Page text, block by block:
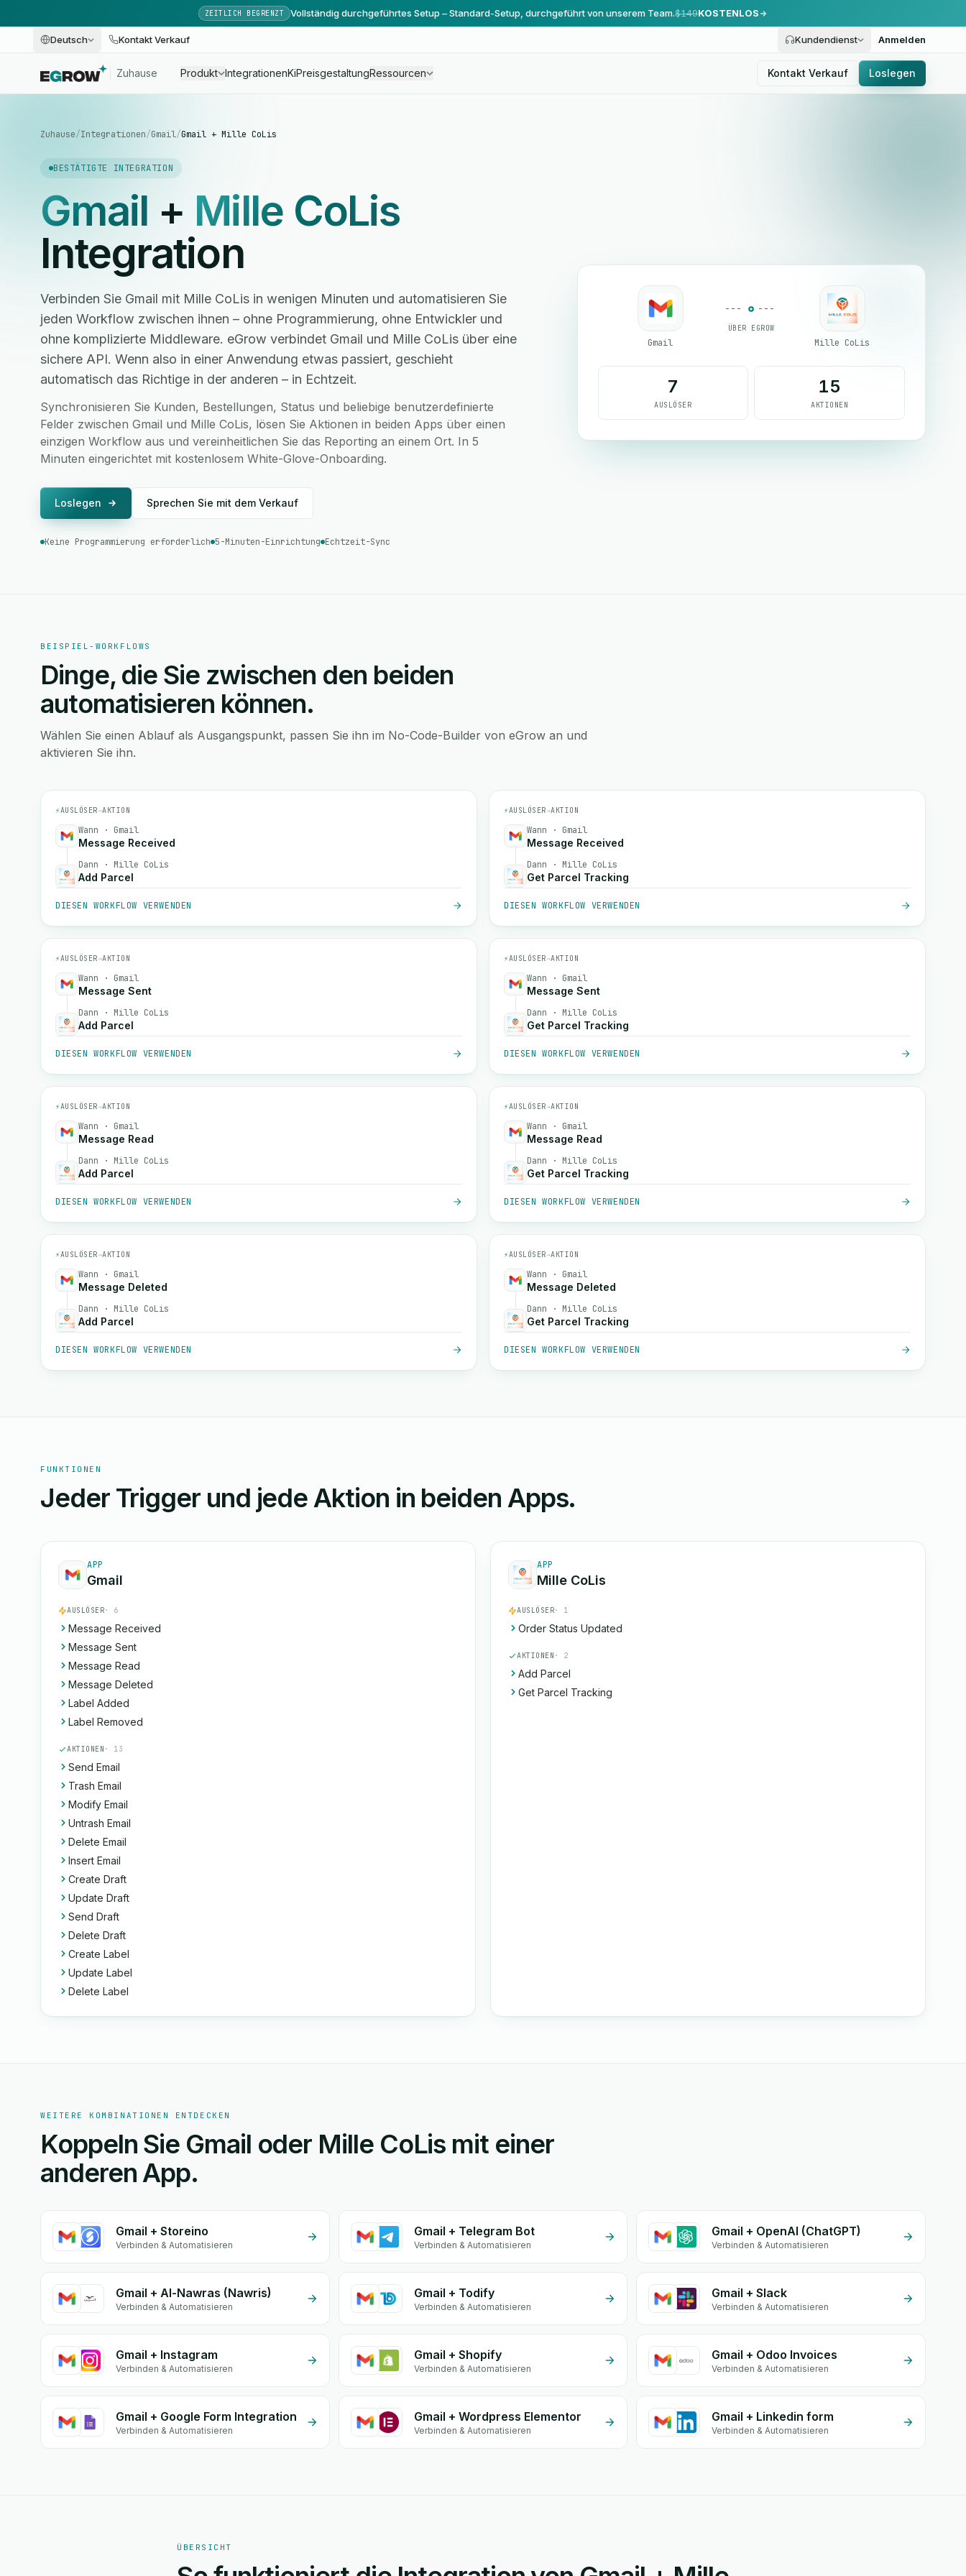
ZEITLICH BEGRENZT Vollständig durchgeführtes Setup – Standard-Setup, durchgeführt von unserem Team.$149KOSTENLOS
Deutsch Kontakt Verkauf Kundendienst Anmelden
Zuhause Produkt IntegrationenKiPreisgestaltungRessourcen Kontakt Verkauf Loslegen
Zuhause/Integrationen/Gmail/Gmail + Mille CoLis
BESTÄTIGTE INTEGRATION
Gmail + Mille CoLis
Integration
Verbinden Sie Gmail mit Mille CoLis in wenigen Minuten und automatisieren Sie
jeden Workflow zwischen ihnen – ohne Programmierung, ohne Entwickler und
ohne komplizierte Middleware. eGrow verbindet Gmail und Mille CoLis über eine
sichere API. Wenn also in einer Anwendung etwas passiert, geschieht
automatisch das Richtige in der anderen – in Echtzeit.
Synchronisieren Sie Kunden, Bestellungen, Status und beliebige benutzerdefinierte
Felder zwischen Gmail und Mille CoLis, lösen Sie Aktionen in beiden Apps über einen
einzigen Workflow aus und vereinheitlichen Sie das Reporting an einem Ort. In 5
Minuten eingerichtet mit kostenlosem White-Glove-Onboarding.
Loslegen Sprechen Sie mit dem Verkauf
Keine Programmierung erforderlich 5-Minuten-Einrichtung Echtzeit-Sync
Gmail
ÜBER EGROW
Mille CoLis
7
AUSLÖSER
15
AKTIONEN
BEISPIEL-WORKFLOWS
Dinge, die Sie zwischen den beiden
automatisieren können.
Wählen Sie einen Ablauf als Ausgangspunkt, passen Sie ihn im No-Code-Builder von eGrow an und
aktivieren Sie ihn.
⚡AUSLÖSER→AKTION
Wann · Gmail
Message Received
Dann · Mille CoLis
Add Parcel
DIESEN WORKFLOW VERWENDEN
⚡AUSLÖSER→AKTION
Wann · Gmail
Message Received
Dann · Mille CoLis
Get Parcel Tracking
DIESEN WORKFLOW VERWENDEN
⚡AUSLÖSER→AKTION
Wann · Gmail
Message Sent
Dann · Mille CoLis
Add Parcel
DIESEN WORKFLOW VERWENDEN
⚡AUSLÖSER→AKTION
Wann · Gmail
Message Sent
Dann · Mille CoLis
Get Parcel Tracking
DIESEN WORKFLOW VERWENDEN
⚡AUSLÖSER→AKTION
Wann · Gmail
Message Read
Dann · Mille CoLis
Add Parcel
DIESEN WORKFLOW VERWENDEN
⚡AUSLÖSER→AKTION
Wann · Gmail
Message Read
Dann · Mille CoLis
Get Parcel Tracking
DIESEN WORKFLOW VERWENDEN
⚡AUSLÖSER→AKTION
Wann · Gmail
Message Deleted
Dann · Mille CoLis
Add Parcel
DIESEN WORKFLOW VERWENDEN
⚡AUSLÖSER→AKTION
Wann · Gmail
Message Deleted
Dann · Mille CoLis
Get Parcel Tracking
DIESEN WORKFLOW VERWENDEN
FUNKTIONEN
Jeder Trigger und jede Aktion in beiden Apps.
APP
Gmail
AUSLÖSER· 6
Message Received
Message Sent
Message Read
Message Deleted
Label Added
Label Removed
AKTIONEN · 13
Send Email
Trash Email
Modify Email
Untrash Email
Delete Email
Insert Email
Create Draft
Update Draft
Send Draft
Delete Draft
Create Label
Update Label
Delete Label
APP
Mille CoLis
AUSLÖSER· 1
Order Status Updated
AKTIONEN · 2
Add Parcel
Get Parcel Tracking
WEITERE KOMBINATIONEN ENTDECKEN
Koppeln Sie Gmail oder Mille CoLis mit einer
anderen App.
Gmail + Storeino
Verbinden & Automatisieren
Gmail + Telegram Bot
Verbinden & Automatisieren
Gmail + OpenAI (ChatGPT)
Verbinden & Automatisieren
Gmail + Al-Nawras (Nawris)
Verbinden & Automatisieren
Gmail + Todify
Verbinden & Automatisieren
Gmail + Slack
Verbinden & Automatisieren
Gmail + Instagram
Verbinden & Automatisieren
Gmail + Shopify
Verbinden & Automatisieren
Gmail + Odoo Invoices
Verbinden & Automatisieren
Gmail + Google Form Integration
Verbinden & Automatisieren
Gmail + Wordpress Elementor
Verbinden & Automatisieren
Gmail + Linkedin form
Verbinden & Automatisieren
ÜBERSICHT